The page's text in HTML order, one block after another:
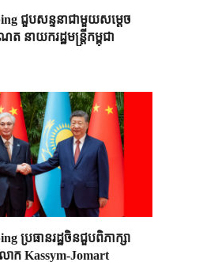
ជួបសន្ទនាជាមួយសម្តេច
នាយករដ្ឋមន្ត្រីកម្ពុជា
ប្រធានរដ្ឋចិន​ជួបពិភាក្សា​
ោក Kassym-Jomart